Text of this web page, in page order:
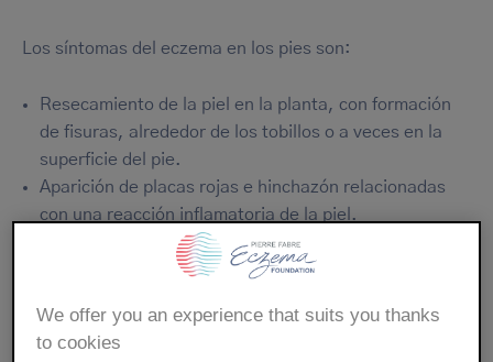
Los síntomas del eczema en los pies son:
Resecamiento de la piel en la planta, con formación
de fisuras, alrededor de los tobillos o a veces en la
superficie del pie.
Aparición de placas rojas e hinchazón relacionadas
con una reacción inflamatoria de la piel.
Emergencia de un fuerte prurito (picazón) que puede
impedir dormir y conduce a lesiones por rascado con
Erupción de vesículas que forman una costra después
de secarse o pueden abrirse causando supuración.
We offer you an experience that suits you thanks
to cookies